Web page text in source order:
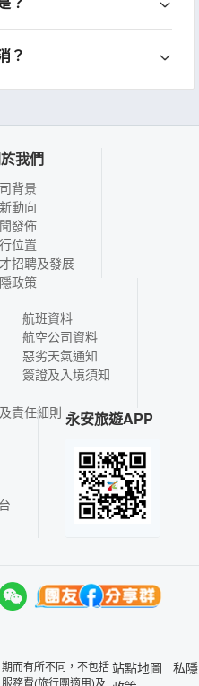
？
我們
背景
動向
發佈
位置
招聘及發展
政策
航班資料
航空公司資料
惡劣天氣通知
簽證及入境須知
責任細則 永安旅遊APP
而有所不同，不包括
務費(旅行團適用)及
站點地圖 | 私隱